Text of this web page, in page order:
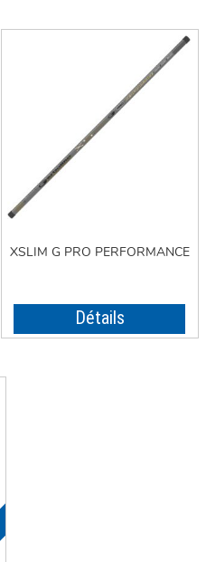
XSLIM G PRO PERFORMANCE
Détails